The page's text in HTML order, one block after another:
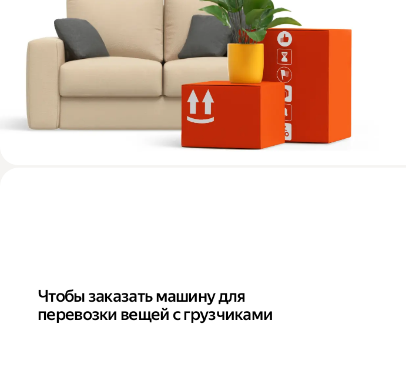
Чтобы заказать машину для
перевозки вещей с грузчиками